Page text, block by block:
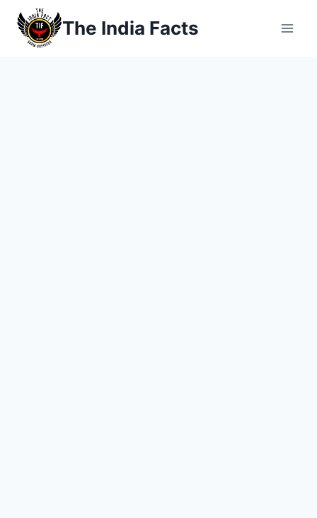
Skip
content
The India Facts